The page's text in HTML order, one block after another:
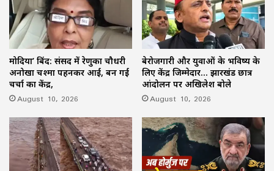
मोदिया’ बिंद: संसद में रेणुका चौधरी
अनोखा चश्मा पहनकर आईं, बन गईं
चर्चा का केंद्र,
August 10, 2026
बेरोजगारी और युवाओं के भविष्य के
लिए केंद्र जिम्मेदार… झारखंड छात्र
आंदोलन पर अखिलेश बोले
August 10, 2026